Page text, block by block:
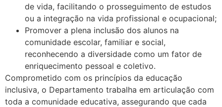
de vida, facilitando o prosseguimento de estudos
ou a integração na vida profissional e ocupacional;
Promover a plena inclusão dos alunos na
comunidade escolar, familiar e social,
reconhecendo a diversidade como um fator de
enriquecimento pessoal e coletivo.
Comprometido com os princípios da educação
inclusiva, o Departamento trabalha em articulação com
toda a comunidade educativa, assegurando que cada